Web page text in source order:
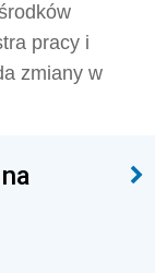
pracy i
zmiany w